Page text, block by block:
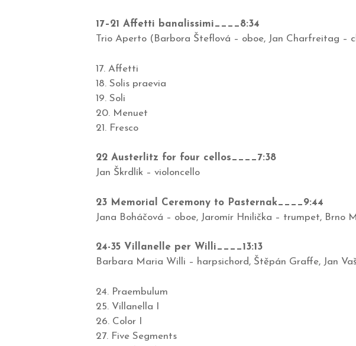
17–21 Affetti banalissimi____8:34
Trio Aperto (Barbora Šteflová – oboe, Jan Charfreitag –
17. Affetti
18. Solis praevia
19. Soli
20. Menuet
21. Fresco
22 Austerlitz for four cellos____7:38
Jan Škrdlík – violoncello
23 Memorial Ceremony to Pasternak____9:44
Jana Boháčová – oboe, Jaromír Hnilička – trumpet, Brno
24-35 Villanelle per Willi____13:13
Barbara Maria Willi – harpsichord, Štěpán Graffe, Jan
24. Praembulum
25. Villanella I
26. Color I
27. Five Segments